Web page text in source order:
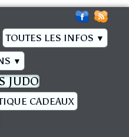
TOUTES LES INFOS ▼
▼
JUDO
CADEAUX